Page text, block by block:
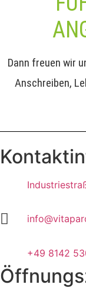
Dann freuen wir
Anschreiben,
+49 8142